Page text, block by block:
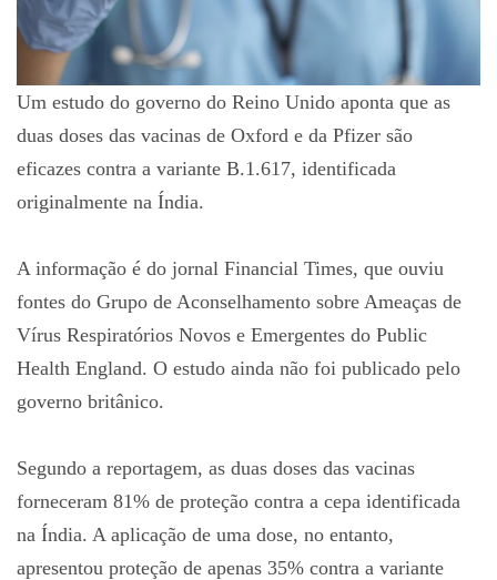
Um estudo do governo do Reino Unido aponta que as
duas doses das vacinas de Oxford e da Pfizer são
eficazes contra a variante B.1.617, identificada
originalmente na Índia.
A informação é do jornal Financial Times, que ouviu
fontes do Grupo de Aconselhamento sobre Ameaças de
Vírus Respiratórios Novos e Emergentes do Public
Health England. O estudo ainda não foi publicado pelo
governo britânico.
Segundo a reportagem, as duas doses das vacinas
forneceram 81% de proteção contra a cepa identificada
na Índia. A aplicação de uma dose, no entanto,
apresentou proteção de apenas 35% contra a variante